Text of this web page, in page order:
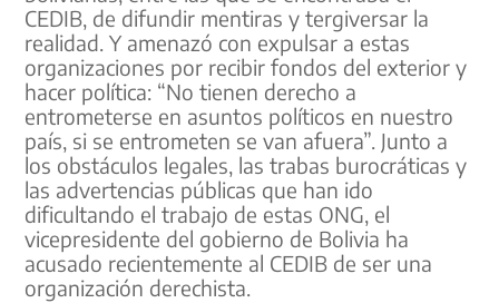
CEDIB, de difundir mentiras y tergiversar la
realidad. Y amenazó con expulsar a estas
organizaciones por recibir fondos del exterior y
hacer política: “No tienen derecho a
entrometerse en asuntos políticos en nuestro
país, si se entrometen se van afuera”. Junto a
los obstáculos legales, las trabas burocráticas y
las advertencias públicas que han ido
dificultando el trabajo de estas ONG, el
vicepresidente del gobierno de Bolivia ha
acusado recientemente al CEDIB de ser una
organización derechista.